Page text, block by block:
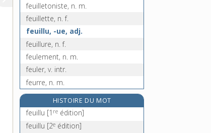
feuilletoniste, n. m.
feuillette, n. f.
feuillu, -ue, adj.
feuillure, n. f.
feulement, n. m.
feuler, v. intr.
feurre, n. m.
feurs, n. m. pl.[4eédition]
feutrable, adj.
feutrage, n. m.
HISTOIRE DU MOT
feuillu [1 re édition]
feuillu [2e édition]